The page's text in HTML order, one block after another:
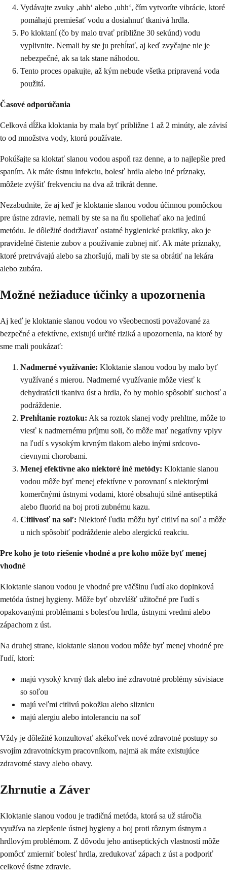
Vydávajte zvuky ‚ahh‘ alebo ‚uhh‘, čím vytvoríte vibrácie, ktoré
pomáhajú premiešať vodu a dosiahnuť tkanivá hrdla.
Po kloktaní (čo by malo trvať približne 30 sekúnd) vodu
vyplivnite. Nemali by ste ju prehĺtať, aj keď zvyčajne nie je
nebezpečné, ak sa tak stane náhodou.
Tento proces opakujte, až kým nebude všetka pripravená voda
použitá.
Časové odporúčania
Celková dĺžka kloktania by mala byť približne 1 až 2 minúty, ale závisí
to od množstva vody, ktorú používate.
Pokúšajte sa kloktať slanou vodou aspoň raz denne, a to najlepšie pred
spaním. Ak máte ústnu infekciu, bolesť hrdla alebo iné príznaky,
môžete zvýšiť frekvenciu na dva až trikrát denne.
Nezabudnite, že aj keď je kloktanie slanou vodou účinnou pomôckou
pre ústne zdravie, nemali by ste sa na ňu spoliehať ako na jedinú
metódu. Je dôležité dodržiavať ostatné hygienické praktiky, ako je
pravidelné čistenie zubov a používanie zubnej niť. Ak máte príznaky,
ktoré pretrvávajú alebo sa zhoršujú, mali by ste sa obrátiť na lekára
alebo zubára.
Možné nežiaduce účinky a upozornenia
Aj keď je kloktanie slanou vodou vo všeobecnosti považované za
bezpečné a efektívne, existujú určité riziká a upozornenia, na ktoré by
sme mali poukázať:
Nadmerné využívanie: Kloktanie slanou vodou by malo byť
využívané s mierou. Nadmerné využívanie môže viesť k
dehydratácii tkaniva úst a hrdla, čo by mohlo spôsobiť suchosť a
podráždenie.
Prehĺtanie roztoku: Ak sa roztok slanej vody prehltne, môže to
viesť k nadmernému príjmu soli, čo môže mať negatívny vplyv
na ľudí s vysokým krvným tlakom alebo inými srdcovo-
cievnymi chorobami.
Menej efektívne ako niektoré iné metódy: Kloktanie slanou
vodou môže byť menej efektívne v porovnaní s niektorými
komerčnými ústnymi vodami, ktoré obsahujú silné antiseptiká
alebo fluorid na boj proti zubnému kazu.
Citlivosť na soľ: Niektoré ľudia môžu byť citliví na soľ a môže
u nich spôsobiť podráždenie alebo alergickú reakciu.
Pre koho je toto riešenie vhodné a pre koho môže byť menej
vhodné
Kloktanie slanou vodou je vhodné pre väčšinu ľudí ako doplnková
metóda ústnej hygieny. Môže byť obzvlášť užitočné pre ľudí s
opakovanými problémami s bolesťou hrdla, ústnymi vredmi alebo
zápachom z úst.
Na druhej strane, kloktanie slanou vodou môže byť menej vhodné pre
ľudí, ktorí:
majú vysoký krvný tlak alebo iné zdravotné problémy súvisiace
so soľou
majú veľmi citlivú pokožku alebo sliznicu
majú alergiu alebo intoleranciu na soľ
Vždy je dôležité konzultovať akékoľvek nové zdravotné postupy so
svojím zdravotníckym pracovníkom, najmä ak máte existujúce
zdravotné stavy alebo obavy.
Zhrnutie a Záver
Kloktanie slanou vodou je tradičná metóda, ktorá sa už stáročia
využíva na zlepšenie ústnej hygieny a boj proti rôznym ústnym a
hrdlovým problémom. Z dôvodu jeho antiseptických vlastností môže
pomôcť zmierniť bolesť hrdla, zredukovať zápach z úst a podporiť
celkové ústne zdravie.